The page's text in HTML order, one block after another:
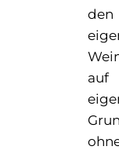
den
auf